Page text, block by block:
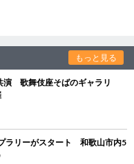
もっと見る
演 歌舞伎座そばのギャラリ
ラリーがスタート 和歌山市内5